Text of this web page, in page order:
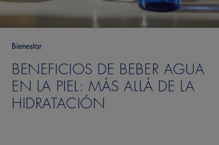
Bienestar
BENEFICIOS DE BEBER AGUA
EN LA PIEL: MÁS ALLÁ DE LA
HIDRATACIÓN